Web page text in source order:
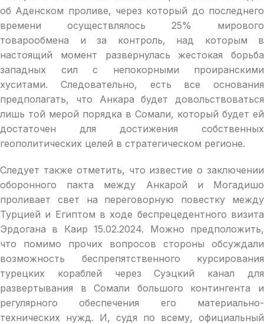
об Аденском проливе, через который до последнего
времени осуществлялось 25% мирового
товарообмена и за контроль, над которым в
настоящий момент развернулась жестокая борьба
западных сил с непокорными проиранскими
хуситами. Следовательно, есть все основания
предполагать, что Анкара будет довольствоваться
лишь той мерой порядка в Сомали, который будет ей
достаточен для достижения собственных
геополитических целей в стратегическом регионе.
Следует также отметить, что известие о заключении
оборонного пакта между Анкарой и Могадишо
проливает свет на переговорную повестку между
Турцией и Египтом в ходе беспрецедентного визита
Эрдогана в Каир 15.02.2024. Можно предположить,
что помимо прочих вопросов стороны обсуждали
возможность беспрепятственного курсирования
турецких кораблей через Суэцкий канал для
развертывания в Сомали большого контингента и
регулярного обеспечения его материально-
технических нужд. И, судя по всему, официальный